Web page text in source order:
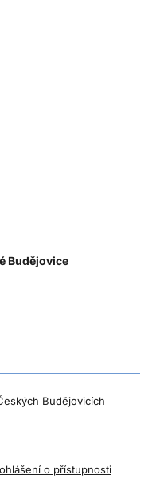
Budějovice
Budějovicích
o přístupnosti